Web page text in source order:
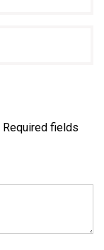
Required fields